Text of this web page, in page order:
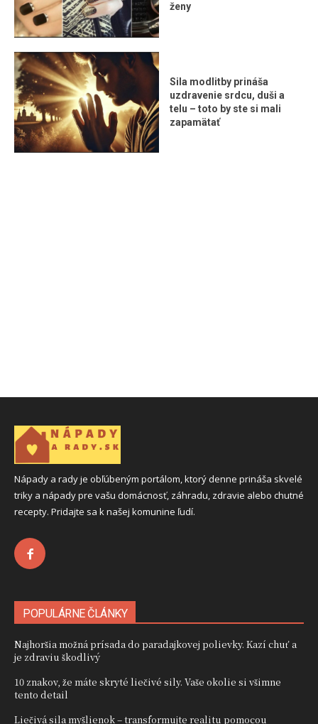
ženy
Sila modlitby prináša
uzdravenie srdcu, duši a
telu – toto by ste si mali
zapamätať
Nápady a rady je obľúbeným portálom, ktorý denne prináša skvelé
triky a nápady pre vašu domácnosť, záhradu, zdravie alebo chutné
recepty. Pridajte sa k našej komunine ľudí.
POPULÁRNE ČLÁNKY
Najhoršia možná prísada do paradajkovej polievky. Kazí chuť a
je zdraviu škodlivý
10 znakov, že máte skryté liečivé sily. Vaše okolie si všimne
tento detail
Liečivá sila myšlienok – transformujte realitu pomocou